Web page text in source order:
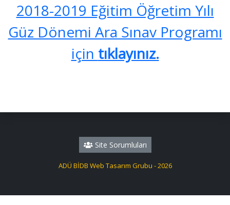
2018-2019 Eğitim Öğretim Yılı
Güz Dönemi Ara Sınav Programı
için tıklayınız.
Site Sorumluları
ADÜ BİDB Web Tasarım Grubu - 2026